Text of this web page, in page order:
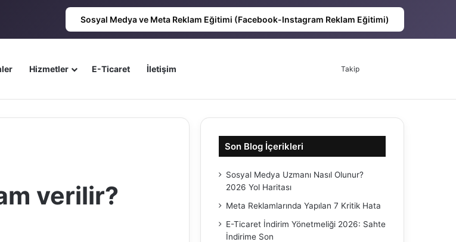
Sosyal Medya ve Meta Reklam Eğitimi (Facebook-Instagram Reklam Eğitimi)
Hizmetler E-Ticaret İletişim Takip
verilir?
Son Blog İçerikleri
Sosyal Medya Uzmanı Nasıl Olunur?
2026 Yol Haritası
Meta Reklamlarında Yapılan 7 Kritik Hata
E-Ticaret İndirim Yönetmeliği 2026: Sahte
İndirime Son